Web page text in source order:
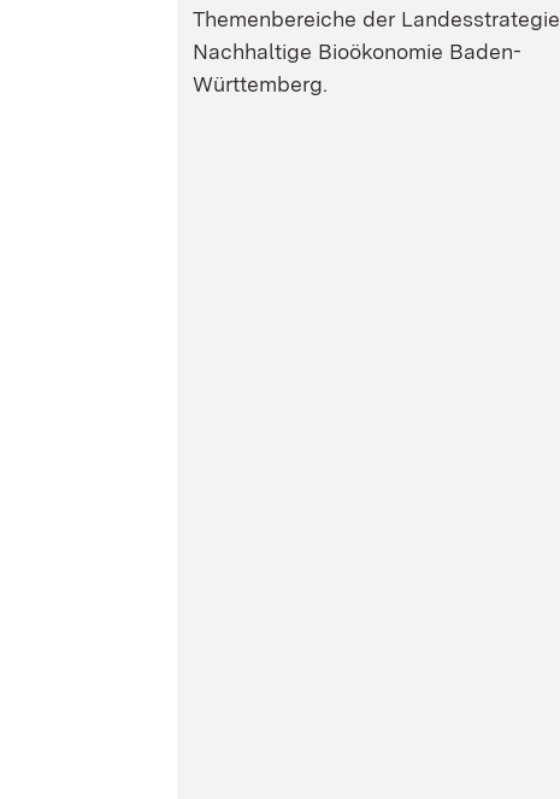
Themenbereiche der Landesstrategie
Nachhaltige Bioökonomie Baden-
Württemberg.